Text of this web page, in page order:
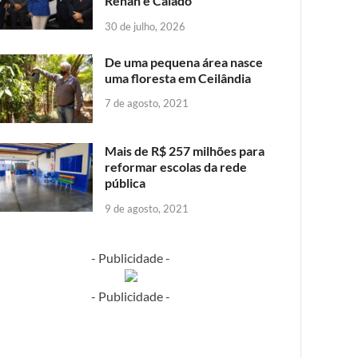
30 de julho, 2026
De uma pequena área nasce
uma floresta em Ceilândia
7 de agosto, 2021
Mais de R$ 257 milhões para
reformar escolas da rede
pública
9 de agosto, 2021
- Publicidade -
- Publicidade -